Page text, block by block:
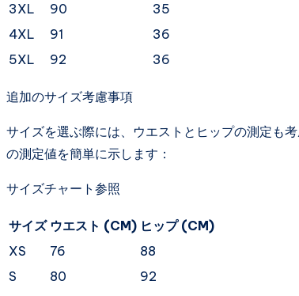
3XL
90
35
4XL
91
36
5XL
92 36
追加のサイズ考慮事項
サイズを選ぶ際には、ウエストとヒップの測定も
の測定値を簡単に示します：
サイズチャート参照
サイズ ウエスト (CM) ヒップ (CM)
XS
76
88
S
80
92